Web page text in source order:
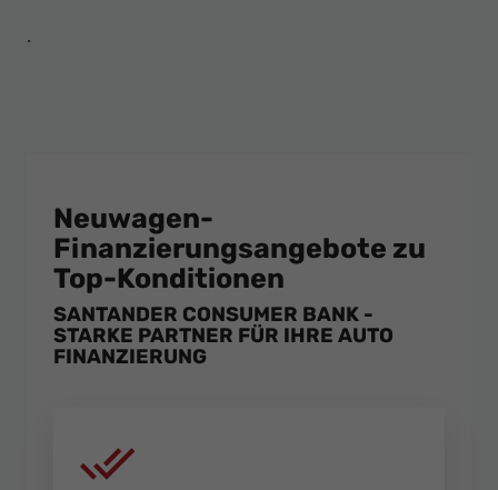
.
Neuwagen-
Finanzierungsangebote zu
Top-Konditionen
SANTANDER CONSUMER BANK -
STARKE PARTNER FÜR IHRE AUTO
FINANZIERUNG